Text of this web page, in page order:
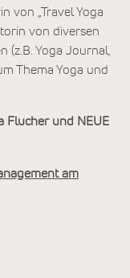
von „Travel Yoga
von diversen
(z.B. Yoga Journal,
Thema Yoga und
Flucher und NEUE
am